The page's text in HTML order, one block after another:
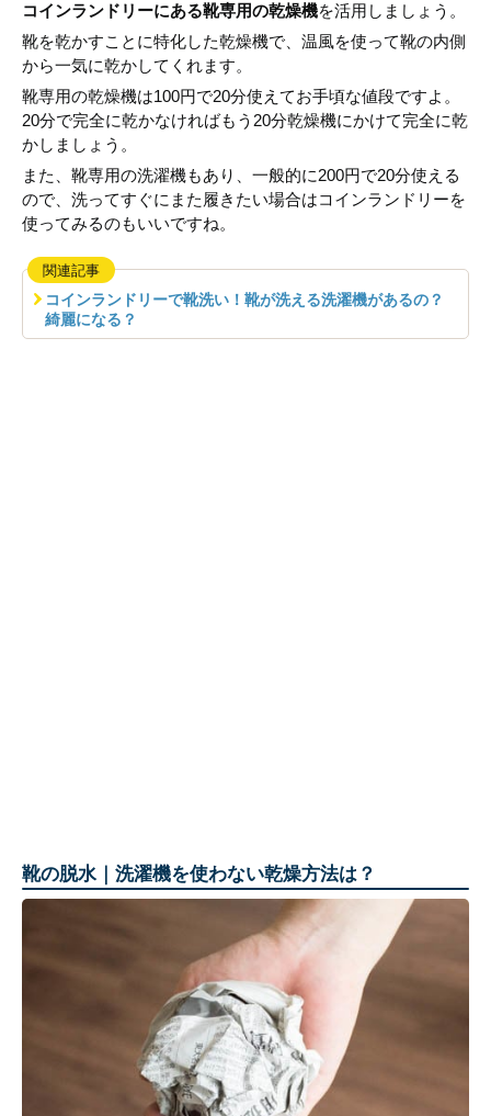
コインランドリーにある靴専用の乾燥機を活用しましょう。
靴を乾かすことに特化した乾燥機で、温風を使って靴の内側
から一気に乾かしてくれます。
靴専用の乾燥機は100円で20分使えてお手頃な値段ですよ。
20分で完全に乾かなければもう20分乾燥機にかけて完全に乾
かしましょう。
また、靴専用の洗濯機もあり、一般的に200円で20分使える
ので、洗ってすぐにまた履きたい場合はコインランドリーを
使ってみるのもいいですね。
関連記事
コインランドリーで靴洗い！靴が洗える洗濯機があるの？
綺麗になる？
靴の脱水｜洗濯機を使わない乾燥方法は？